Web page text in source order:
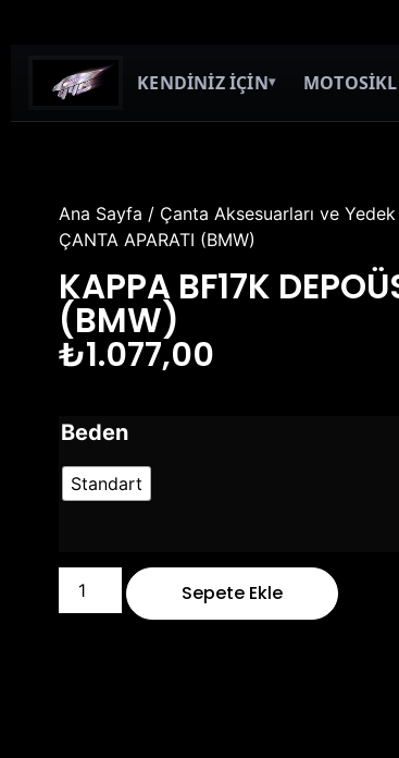
KENDİNİZ İÇİN▾
Ana Sayfa / Çanta Aksesuarları ve Yedek
ÇANTA APARATI (BMW)
KAPPA BF17K
(BMW)
₺1.077,00
Beden
Standart
Sepete Ekle